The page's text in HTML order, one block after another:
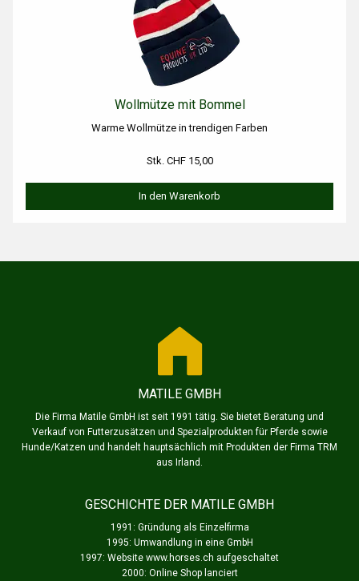
Wollmütze mit Bommel
Warme Wollmütze in trendigen Farben
Stk. CHF 15,00
In den Warenkorb
MATILE GMBH
Die Firma Matile GmbH ist seit 1991 tätig. Sie bietet Beratung und
Verkauf von Futterzusätzen und Spezialprodukten für Pferde sowie
Hunde/Katzen und handelt hauptsächlich mit Produkten der Firma TRM
aus Irland.
GESCHICHTE DER MATILE GMBH
1991: Gründung als Einzelfirma
1995: Umwandlung in eine GmbH
1997: Website www.horses.ch aufgeschaltet
2000: Online Shop lanciert